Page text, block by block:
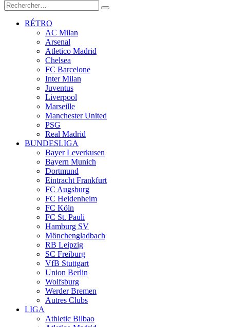
RÉTRO
AC Milan
Arsenal
Atletico Madrid
Chelsea
FC Barcelone
Inter Milan
Juventus
Liverpool
Marseille
Manchester United
PSG
Real Madrid
BUNDESLIGA
Bayer Leverkusen
Bayern Munich
Dortmund
Eintracht Frankfurt
FC Augsburg
FC Heidenheim
FC Köln
FC St. Pauli
Hamburg SV
Mönchengladbach
RB Leipzig
SC Freiburg
VfB Stuttgart
Union Berlin
Wolfsburg
Werder Bremen
Autres Clubs
LIGA
Athletic Bilbao